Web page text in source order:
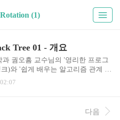
(1)
Tree 01 - 개요
궘오흠 교수님의 '영리한 프로그
)와 '쉽게 배우는 알고리즘 관계 중
Black Tree 01 - 개요앞서 배운 B
연산모두 O(h)의 시간복잡도를 가
.그러나, 이것은 실제 최악의 경우
random하게 구성된다고 가정했을
다음